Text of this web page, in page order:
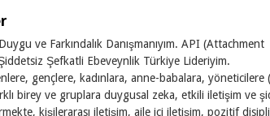
ve Farkındalık Danışmanıyım. API (Attachment
Şefkatli Ebeveynlik Türkiye Lideriyim.
gençlere, kadınlara, anne-babalara, yöneticilere
birey ve gruplara duygusal zeka, etkili iletişim ve
kişilerarası iletişim, aile içi iletişim, pozitif